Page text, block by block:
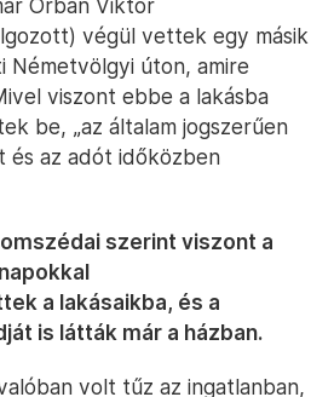
Orbán Viktor
végül vettek egy másik
Németvölgyi úton, amire
viszont ebbe a lakásba
be, „az általam jogszerűen
az adót időközben
szerint viszont a
a lakásaikba, és a
is látták már a házban.
volt tűz az ingatlanban,